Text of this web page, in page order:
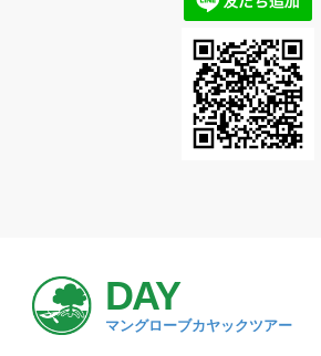
DAY
マングローブカヤックツアー